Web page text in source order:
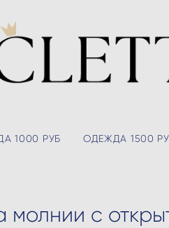
1000 РУБ ОДЕЖДА 1500
молнии с